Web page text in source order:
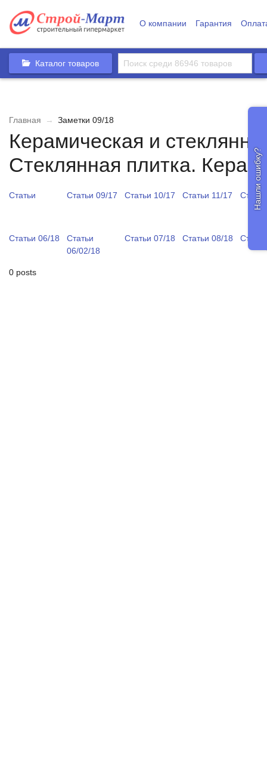
О компании Гарантия
Каталог товаров
Главная → Заметки 09/18
Керамическая и
Стеклянная плитка.
Статьи Статьи 09/17 Статьи 10/17 Статьи 11/17
Статьи 06/18
Статьи
06/02/18
Статьи 07/18 Статьи 08/18
0 posts
Нашли ошибку?